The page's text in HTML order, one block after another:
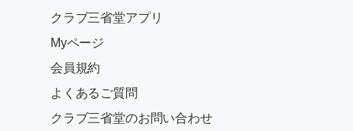
クラブ三省堂アプリ
Myページ
会員規約
よくあるご質問
クラブ三省堂のお問い合わせ